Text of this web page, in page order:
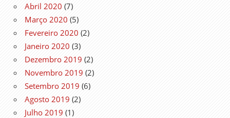
Abril 2020 (7)
Março 2020 (5)
Fevereiro 2020 (2)
Janeiro 2020 (3)
Dezembro 2019 (2)
Novembro 2019 (2)
Setembro 2019 (6)
Agosto 2019 (2)
Julho 2019 (1)